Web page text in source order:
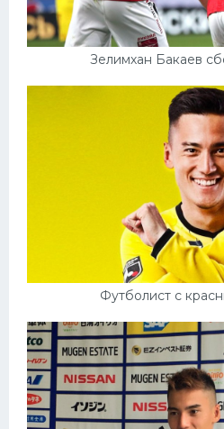
Зелимхан Бакаев
Футболист с